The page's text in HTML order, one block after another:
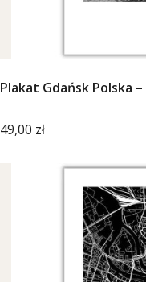
Plakat Gdańsk Polska
Cena
49,00 zł